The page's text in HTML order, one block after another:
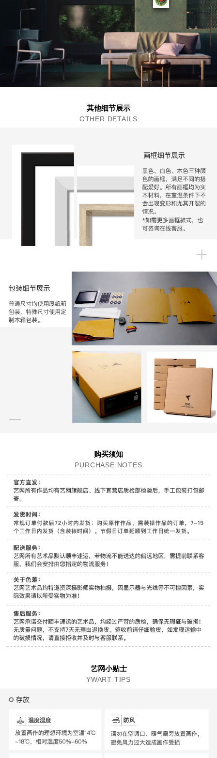
其他细节展示
OTHER DETAILS
购买须知
PURCHASE NOTES
艺网小贴士
YWART TIPS